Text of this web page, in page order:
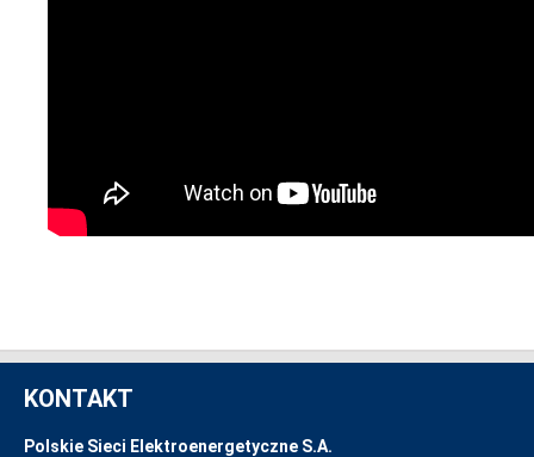
KONTAKT
Polskie Sieci Elektroenergetyczne S.A.